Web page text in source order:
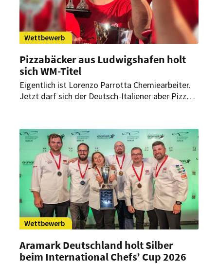
Wettbewerb
Pizzabäcker aus Ludwigshafen holt
sich WM-Titel
Eigentlich ist Lorenzo Parrotta Chemiearbeiter.
Jetzt darf sich der Deutsch-Italiener aber Pizza-
Wettbewerb
Aramark Deutschland holt Silber
beim International Chefs’ Cup 2026